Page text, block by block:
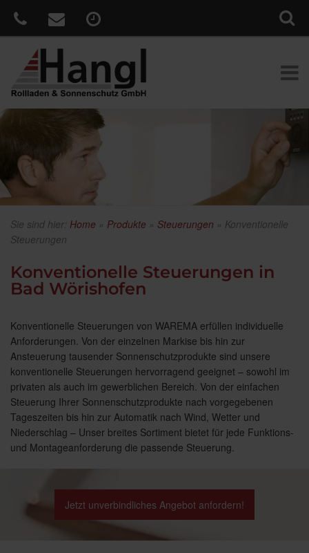
Sie sind hier: Home » Produkte » Steuerungen » Konventionelle
Steuerungen
Konventionelle Steuerungen in
Bad Wörishofen
Konventionelle Steuerungen von WAREMA erfüllen individuelle
Anforderungen. Von der einzelnen Markise bis hin zur
Ansteuerung tausender Sonnenschutzprodukte sind unsere
konventionelle Steuerungen hervorragend geeignet – sowohl im
privaten als auch im gewerblichen Bereich. Von der einfachen
Steuerung Ihrer Sonnenschutzprodukte nach vorgegebenen
Tageszeiten bis hin zur Automatik nach Wind, Wetter und
Niederschlag – Unser breites Sortiment bietet für jede Funktions-
und Montageanforderung die passende Steuerung.
Jetzt unverbindliches Angebot anfordern!